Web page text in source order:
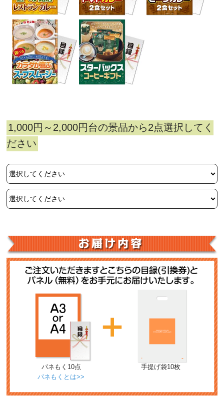
1,000円～2,000円台の景品から2点選択してく
ださい
パネもく10点
パネもくとは>>
手提げ袋10枚